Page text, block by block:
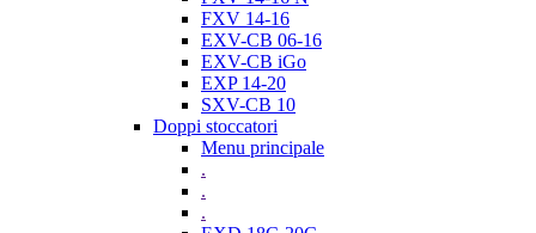
FXV 14-16
EXV-CB 06-16
EXV-CB iGo
EXP 14-20
SXV-CB 10
Doppi stoccatori
Menu principale
.
.
.